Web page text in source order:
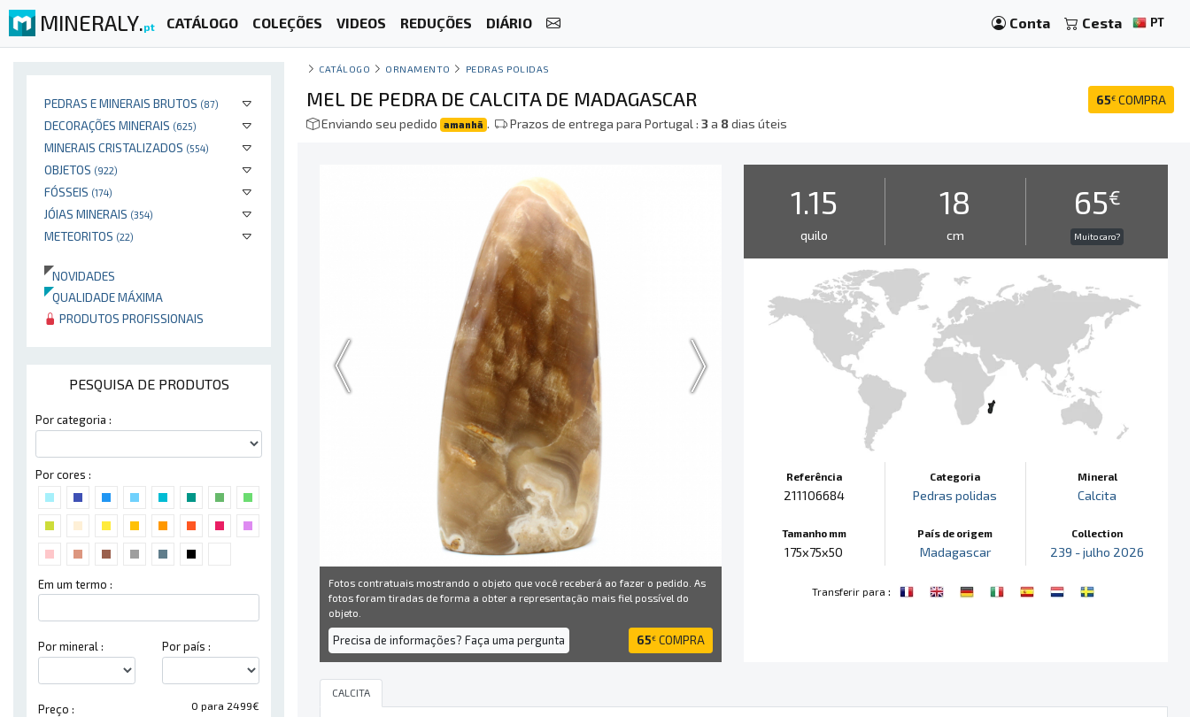
MINERALY.pt CATÁLOGO COLEÇÕES VIDEOS REDUÇÕES DIÁRIO Conta Cesta PT
PEDRAS E MINERAIS BRUTOS (87)
DECORAÇÕES MINERAIS (625)
MINERAIS CRISTALIZADOS (554)
OBJETOS (922)
FÓSSEIS (174)
JÓIAS MINERAIS (354)
METEORITOS (22)
NOVIDADES
QUALIDADE MÁXIMA
PRODUTOS PROFISSIONAIS
PESQUISA DE PRODUTOS
Por categoria :
Por cores :
Em um termo :
Por mineral : Por país :
0 para 2499€
Preço :
CATÁLOGO ORNAMENTO PEDRAS POLIDAS
65€ COMPRA
MEL DE PEDRA DE CALCITA DE MADAGASCAR
Enviando seu pedido amanhã . Prazos de entrega para Portugal :3a 8dias úteis
Fotos contratuais mostrando o objeto que você receberá ao fazer o pedido. As
fotos foram tiradas de forma a obter a representação mais fiel possível do
objeto.
Precisa de informações? Faça uma pergunta 65€ COMPRA
1.15
quilo
18
cm
65€
Muito caro?
Referência
211106684
Tamanho mm
175x75x50
Categoria
Pedras polidas
País de origem
Madagascar
Mineral
Calcita
Collection
239 - julho 2026
Transferir para :
CALCITA